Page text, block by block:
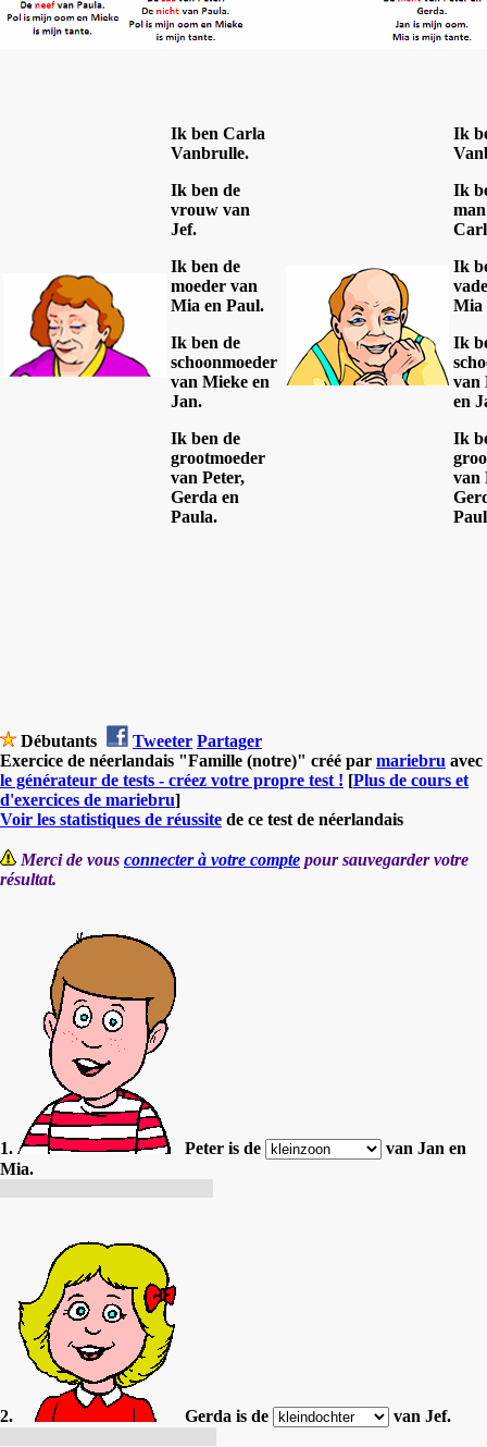
Ik ben Carla
Vanbrulle.
Ik ben de
vrouw van
Jef.
Ik ben de
moeder van
Mia en Paul.
Ik ben de
schoonmoeder
van Mieke en
Jan.
Ik ben de
grootmoeder
van Peter,
Gerda en
Paula.
Ik
Ik
Ik
Mia
Ik
van
en
Ik
van
Débutants Tweeter Partager
Exercice de néerlandais "Famille (notre)" créé par mariebru avec
le générateur de tests - créez votre propre test ! [Plus de cours et
d'exercices de mariebru]
Voir les statistiques de réussite de ce test de néerlandais
Merci de vous connecter à votre compte pour sauvegarder votre
résultat.
1. Peter is de
van Jan en
Mia.
2. Gerda is de
van Jef.